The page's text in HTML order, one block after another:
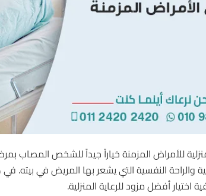
للأمراض المزمنة خياراً جيداً للشخص المصاب
والراحة النفسية التي يشعر بها المريض في
اختيار أفضل مزود للرعاية المنزلية.